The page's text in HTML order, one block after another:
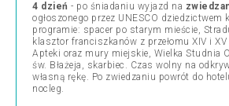
4 dzień - po śniadaniu wyjazd na
ogłoszonego przez UNESCO
programie: spacer po starym mieście,
klasztor franciszkanów z przełomu XIV i
Apteki oraz mury miejskie, Wielka Studnia
św. Błażeja, skarbiec. Czas wolny na
własną rękę. Po zwiedzaniu powrót do
nocleg.